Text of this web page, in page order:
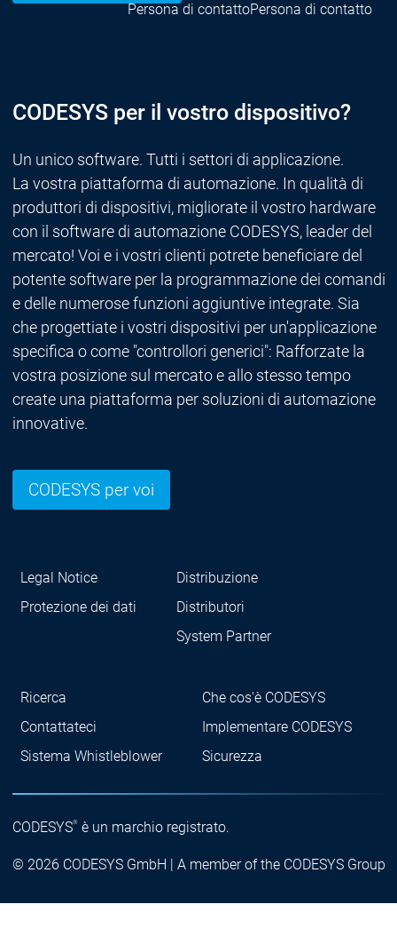
Persona di contattoPersona di contatto
CODESYS per il vostro dispositivo?
Un unico software. Tutti i settori di applicazione.
La vostra piattaforma di automazione. In qualità di
produttori di dispositivi, migliorate il vostro hardware
con il software di automazione CODESYS, leader del
mercato! Voi e i vostri clienti potrete beneficiare del
potente software per la programmazione dei comandi
e delle numerose funzioni aggiuntive integrate. Sia
che progettiate i vostri dispositivi per un'applicazione
specifica o come "controllori generici": Rafforzate la
vostra posizione sul mercato e allo stesso tempo
create una piattaforma per soluzioni di automazione
innovative.
CODESYS per voi
Legal Notice
Protezione dei dati
Distribuzione
Distributori
System Partner
Ricerca
Contattateci
Sistema Whistleblower
Che cos'è CODESYS
Implementare CODESYS
Sicurezza
CODESYS®è un marchio registrato.
© 2026 CODESYS GmbH | A member of the CODESYS Group